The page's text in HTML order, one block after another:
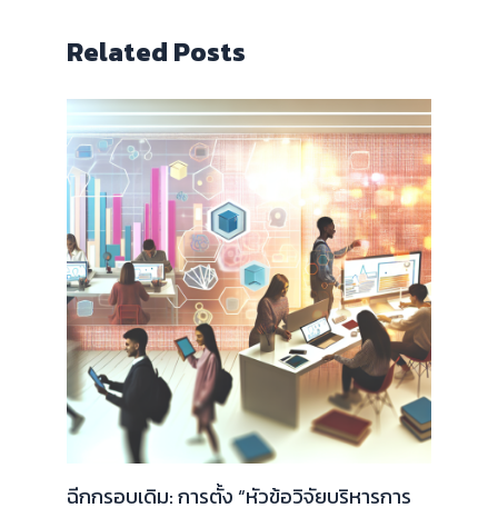
Related Posts
ฉีกกรอบเดิม: การตั้ง “หัวข้อวิจัยบริหารการ